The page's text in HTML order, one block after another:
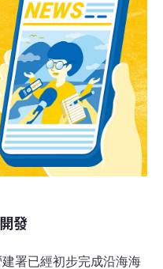
林，建議選用海岸原生
讓原生林自成林相。
發
署已經初步完成沿海海